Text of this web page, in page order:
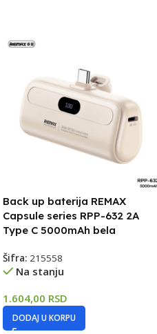
Back up baterija REMAX
Capsule series RPP-632 2A
Type C 5000mAh bela
Šifra: 215558
Na stanju
1.604,00 RSD
DODAJ U KORPU